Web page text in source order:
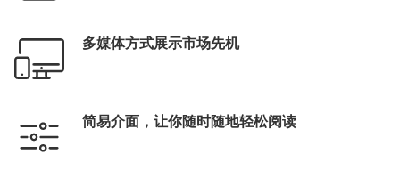
多媒体方式展示市场先机
简易介面，让你随时随地轻松阅读